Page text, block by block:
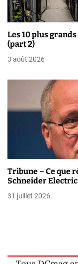
t
i
c
Les 10 plus
(part 2)
3 août 2026
Tribune – Ce que
Schneider
31 juillet 2026